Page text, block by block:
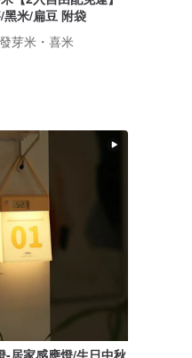
米/扁豆 附袋
芽米・喜米
-居家感應燈/生日中秋